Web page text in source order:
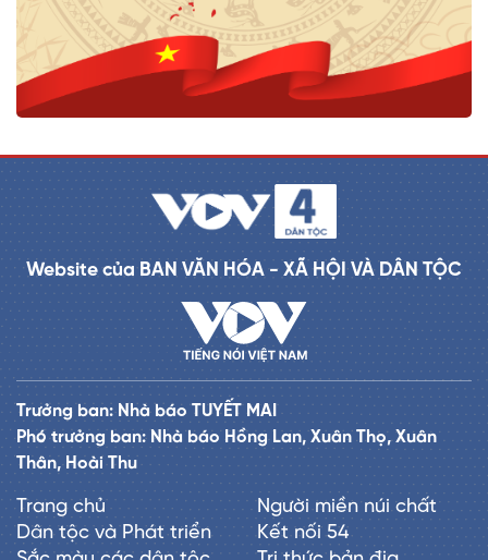
Website của BAN VĂN HÓA - XÃ HỘI VÀ DÂN TỘC
Trưởng ban: Nhà báo TUYẾT MAI
Phó trưởng ban: Nhà báo Hồng Lan, Xuân Thọ, Xuân
Thân, Hoài Thu
Trang chủ
Dân tộc và Phát triển
Người miền núi chất
Kết nối 54